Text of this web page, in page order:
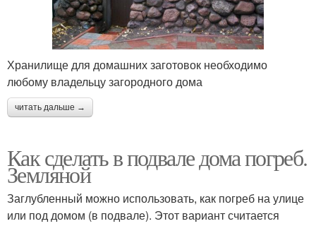
Хранилище для домашних заготовок необходимо
любому владельцу загородного дома
читать дальше →
Как сделать в подвале дома погреб.
Земляной
Заглубленный можно использовать, как погреб на улице
или под домом (в подвале). Этот вариант считается